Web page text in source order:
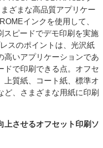
ざまな高品質アプリケー
インクを使用して、
スピードでデモ印刷を実施
スのポイントは、光沢紙
高いアプリケーションであ
ドで印刷できる点。オフセ
上質紙、コート紙、標準オ
ど、さまざまな用紙に印刷
上させるオフセット印刷ソ